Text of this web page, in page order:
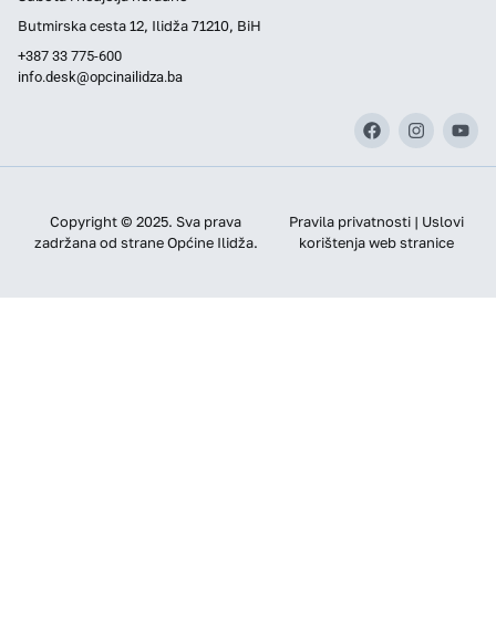
Butmirska cesta 12, Ilidža 71210, BiH
+387 33 775-600
info.desk@opcinailidza.ba
Copyright © 2025. Sva prava
zadržana od strane Općine Ilidža.
Pravila privatnosti | Uslovi
korištenja web stranice